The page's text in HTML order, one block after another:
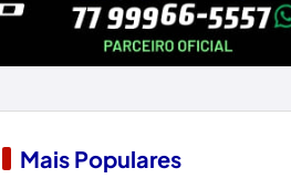
Mais Populares